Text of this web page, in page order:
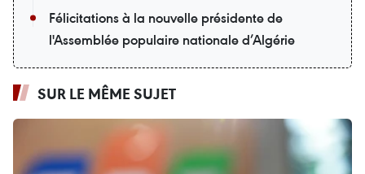
Félicitations à la nouvelle présidente de
l'Assemblée populaire nationale d’Algérie
SUR LE MÊME SUJET